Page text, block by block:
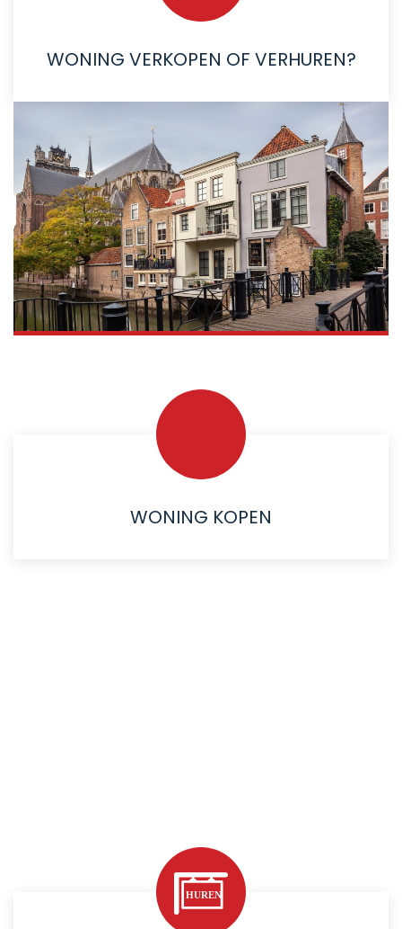
WONING VERKOPEN OF VERHUREN?
WONING KOPEN